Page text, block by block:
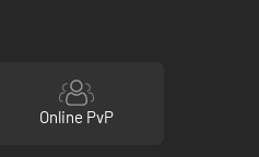
Online PvP